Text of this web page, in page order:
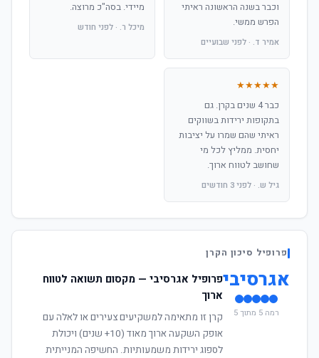
וכבר בשנה הראשונה ראיתי
הפרש ממשי.
אמיר ד. · לפני שבועיים
מיידי. בסה"כ מרוצה.
מיכל ר. · לפני חודש
★★★★★
כבר 4 שנים בקרן. גם
בתקופות ירידות בשווקים
ראיתי שהם שמרו על יציבות
יחסית. ממליץ לכל מי
שחושב לטווח ארוך.
גיל ש. · לפני 3 חודשים
פרופיל סיכון הקרן
אגרסיבי
רמה 5 מתוך 5
פרופיל אגרסיבי — מקסום תשואה לטווח
ארוך
קרן זו מתאימה למשקיעים צעירים או לאלה עם
אופק השקעה ארוך מאוד (10+ שנים) ויכולת
לספוג ירידות משמעותיות. החשיפה המנייתית